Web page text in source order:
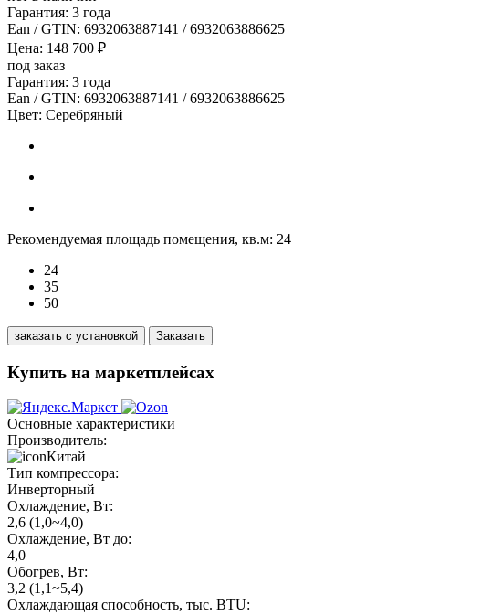
Гарантия: 3 года
Ean / GTIN: 6932063887141 / 6932063886625
Цена: 148 700 ₽
под заказ
Гарантия: 3 года
Ean / GTIN: 6932063887141 / 6932063886625
Цвет: Серебряный
Рекомендуемая площадь помещения, кв.м: 24
24
35
50
заказать с установкой Заказать
Купить на маркетплейсах
Основные характеристики
Производитель:
Китай
Тип компрессора:
Инверторный
Охлаждение, Вт:
2,6 (1,0~4,0)
Охлаждение, Вт до:
4,0
Обогрев, Вт:
3,2 (1,1~5,4)
Охлаждающая способность, тыс. BTU: